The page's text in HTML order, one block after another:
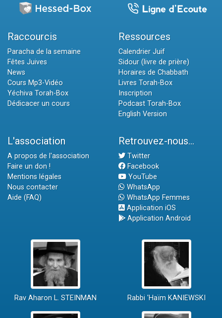
Raccourcis
Paracha de la semaine
Fêtes Juives
News
Cours Mp3-Vidéo
Yéchiva Torah-Box
Dédicacer un cours
Ressources
Calendrier Juif
Sidour (livre de prière)
Horaires de Chabbath
Livres Torah-Box
Inscription
Podcast Torah-Box
English Version
L'association
A propos de l'association
Faire un don !
Mentions légales
Nous contacter
Aide (FAQ)
Retrouvez-nous...
Twitter
Facebook
YouTube
WhatsApp
WhatsApp Femmes
Application iOS
Application Android
Rav Aharon L. STEINMAN Rabbi 'Haïm KANIEWSKI